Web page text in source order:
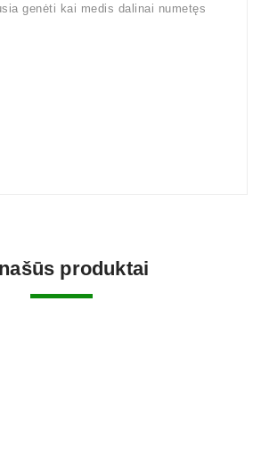
genėti kai medis dalinai numetęs
produktai